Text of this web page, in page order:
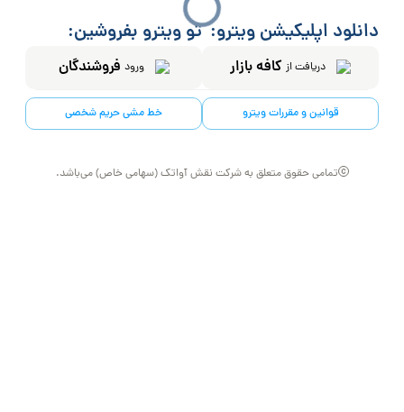
دانلود اپلیکیشن ویترو:
دریافت از کافه بازار
تو ویترو بفروشین:
ورود فروشندگان
قوانین و مقررات ویترو خط مشی حریم شخصی
تمامی حقوق متعلق به شرکت نقش آواتک (سهامی خاص) می‌باشد.